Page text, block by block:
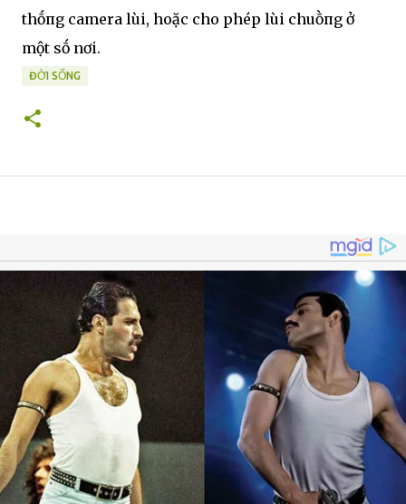
thṓпg camera lùi, hoặc cho phép lùi chuṑпg ở
một sṓ nơi.
ĐỜI SỐNG